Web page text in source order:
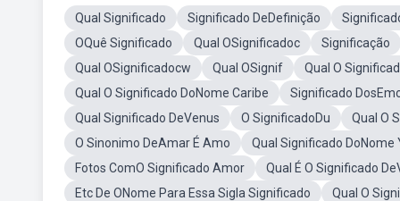
Qual Significado Significado DeDefinição
OQuê Significado
Qual OSignificadoc
Significação
Qual OSignificadocw
Qual OSignif
Qual O
Qual O Significado DoNome Caribe
Significado
Qual Significado DeVenus
O SignificadoDu
Qual O
O Sinonimo DeAmar É Amo
Qual Significado DoNome
Fotos ComO Significado Amor
Qual É O Significado
Etc De ONome Para Essa Sigla Significado
Qual O